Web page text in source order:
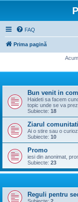
FAQ
Prima pagină
Bun venit in
Haideti sa facem
topic unde se va
Subiecte: 18
Ziarul
Ai o stire sau o
Subiecte: 10
Promo
iesi din anonimat,
Subiecte: 23
Reguli pentru